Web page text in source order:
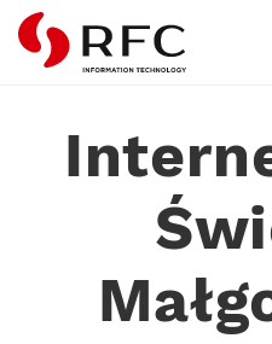
RFC